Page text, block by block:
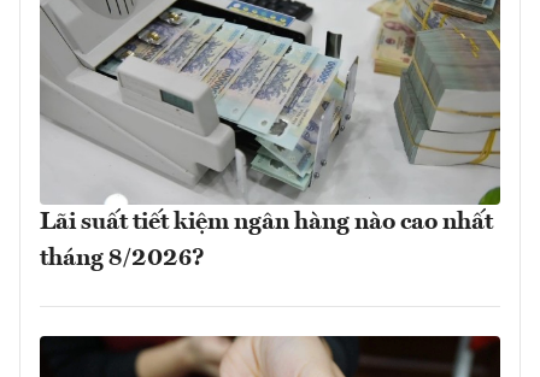
Lãi suất tiết kiệm ngân hàng nào cao nhất
tháng 8/2026?